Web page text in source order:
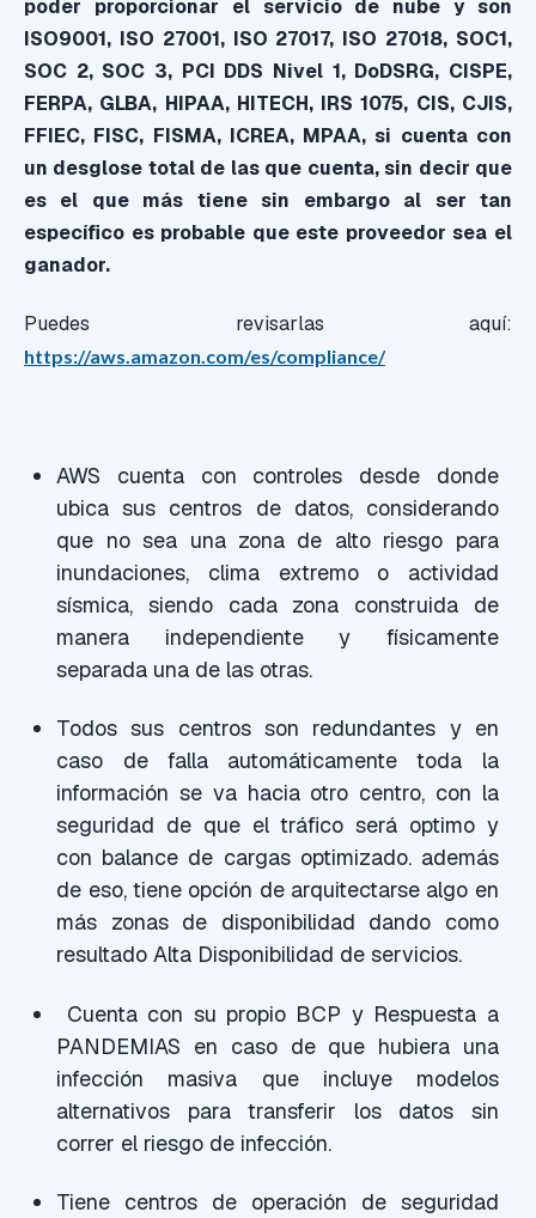
poder proporcionar el servicio de nube y son
ISO9001, ISO 27001, ISO 27017, ISO 27018, SOC1,
SOC 2, SOC 3, PCI DDS Nivel 1, DoDSRG, CISPE,
FERPA, GLBA, HIPAA, HITECH, IRS 1075, CIS, CJIS,
FFIEC, FISC, FISMA, ICREA, MPAA, si cuenta con
un desglose total de las que cuenta, sin decir que
es el que más tiene sin embargo al ser tan
específico es probable que este proveedor sea el
ganador.
Puedes revisarlas aquí:
https://aws.amazon.com/es/compliance/
AWS cuenta con controles desde donde
ubica sus centros de datos, considerando
que no sea una zona de alto riesgo para
inundaciones, clima extremo o actividad
sísmica, siendo cada zona construida de
manera independiente y físicamente
separada una de las otras.
Todos sus centros son redundantes y en
caso de falla automáticamente toda la
información se va hacia otro centro, con la
seguridad de que el tráfico será optimo y
con balance de cargas optimizado. además
de eso, tiene opción de arquitectarse algo en
más zonas de disponibilidad dando como
resultado Alta Disponibilidad de servicios.
Cuenta con su propio BCP y Respuesta a
PANDEMIAS en caso de que hubiera una
infección masiva que incluye modelos
alternativos para transferir los datos sin
correr el riesgo de infección.
Tiene centros de operación de seguridad